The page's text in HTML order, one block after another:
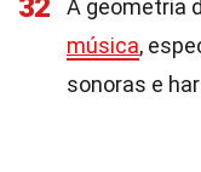
32
A geometria
música,
sonoras e